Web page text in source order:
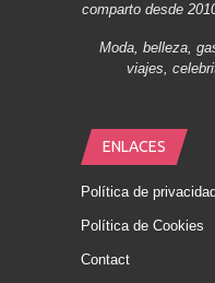
comparto desde
Moda, belleza,
viajes,
ENLACES
Política de privacidad
Política de Cookies
Contact